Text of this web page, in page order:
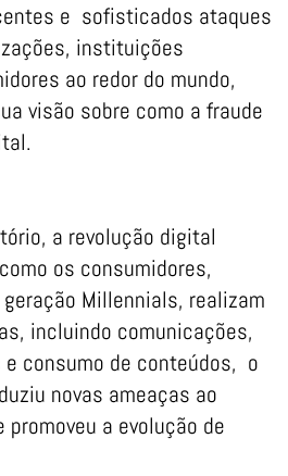
e sofisticados ataques
instituições
ao redor do mundo,
visão sobre como a fraude
a revolução digital
os consumidores,
Millennials, realizam
incluindo comunicações,
consumo de conteúdos, o
novas ameaças ao
promoveu a evolução de